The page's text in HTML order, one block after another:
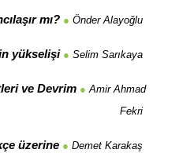
mı? ●Önder Alayoğlu
yükselişi ●Selim Sarıkaya
ve Devrim ●Amir Ahmad
Fekri
üzerine ●Demet Karakaş